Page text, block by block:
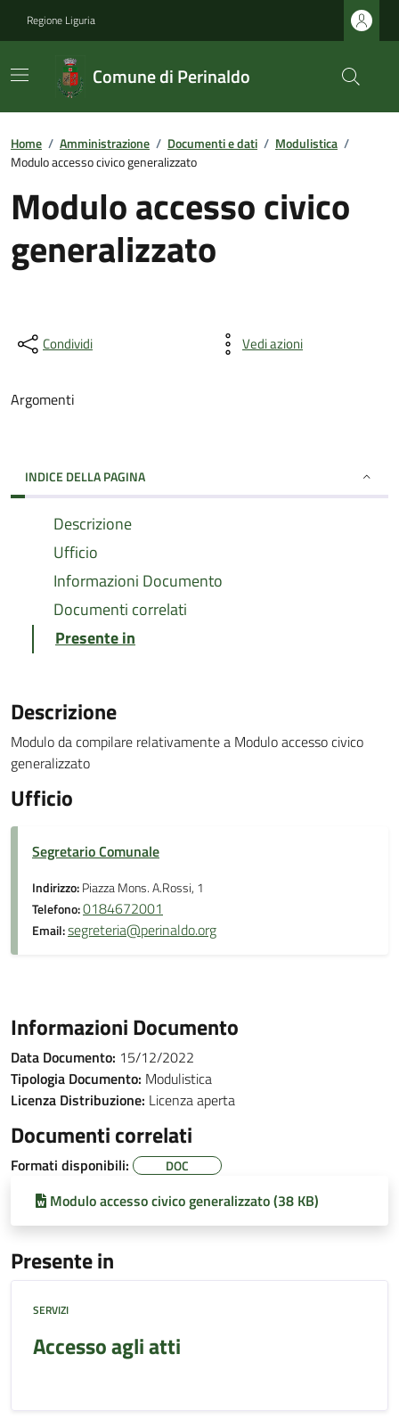
Regione Liguria
Comune di Perinaldo
Home / Amministrazione / Documenti e dati / Modulistica /
Modulo accesso civico generalizzato
Modulo accesso civico
generalizzato
Condividi Vedi azioni
Argomenti
INDICE DELLA PAGINA
Descrizione
Ufficio
Informazioni Documento
Documenti correlati
Presente in
Descrizione
Modulo da compilare relativamente a Modulo accesso civico
generalizzato
Ufficio
Segretario Comunale
Indirizzo:Piazza Mons. A.Rossi, 1
Telefono:0184672001
Email:segreteria@perinaldo.org
Informazioni Documento
Data Documento: 15/12/2022
Tipologia Documento: Modulistica
Licenza Distribuzione: Licenza aperta
Documenti correlati
Formati disponibili: DOC
Modulo accesso civico generalizzato (38 KB)
Presente in
SERVIZI
Accesso agli atti